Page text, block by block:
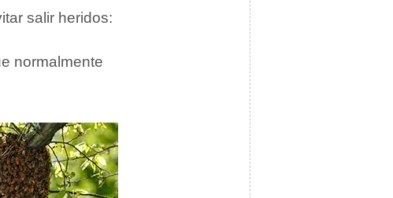
salir heridos:
normalmente